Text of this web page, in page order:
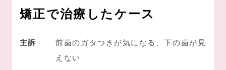
矯正で治療したケース
主訴
前歯のガタつきが気になる、下の歯が見
えない